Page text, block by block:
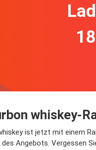
whiskey-
ist jetzt mit einem
Angebots. Vergessen